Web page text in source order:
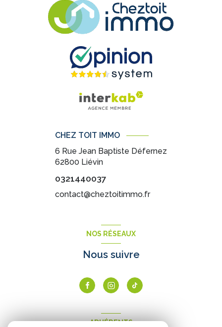
CHEZ TOIT IMMO
6 Rue Jean Baptiste Défernez
62800 Liévin
0321440037
contact@cheztoitimmo.fr
NOS RÉSEAUX
Nous suivre
ADHÉRENTS